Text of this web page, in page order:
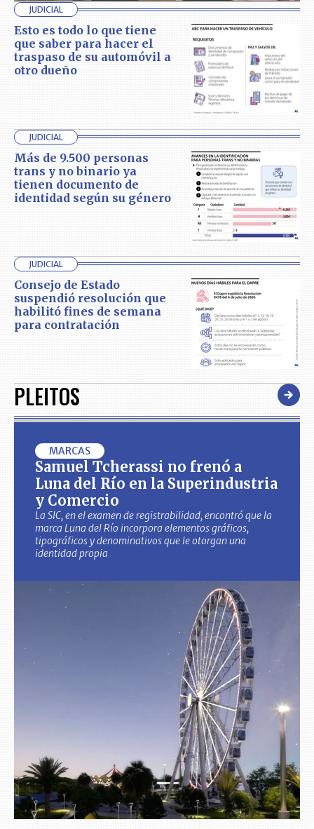
JUDICIAL
Esto es todo lo que tiene
que saber para hacer el
traspaso de su automóvil a
otro dueño
JUDICIAL
Más de 9.500 personas
trans y no binario ya
tienen documento de
identidad según su género
JUDICIAL
Consejo de Estado
suspendió resolución que
habilitó fines de semana
para contratación
PLEITOS
MARCAS
Samuel Tcherassi no frenó a
Luna del Río en la Superindustria
y Comercio
La SIC, en el examen de registrabilidad, encontró que la
marca Luna del Río incorpora elementos gráficos,
tipográficos y denominativos que le otorgan una
identidad propia